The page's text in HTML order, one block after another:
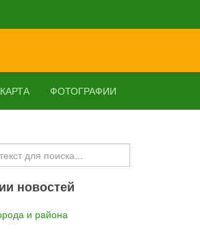
КАРТА ФОТОГРАФИИ
новостей
и района